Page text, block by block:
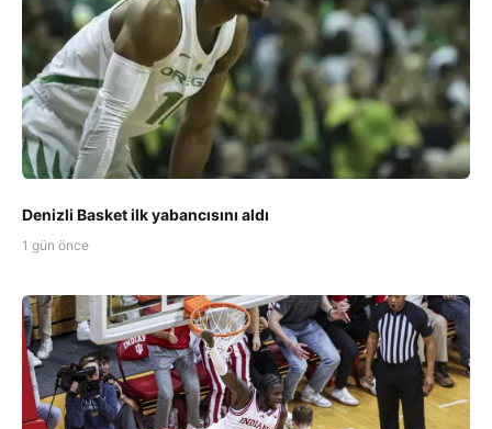
Denizli Basket ilk yabancısını aldı
1 gün önce